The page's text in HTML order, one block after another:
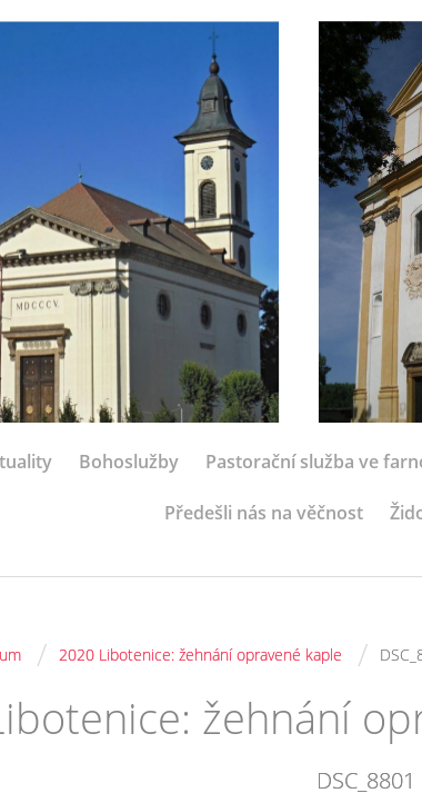
Bohoslužby Pastorační služba ve
Předešli nás na věčnost
/ 2020 Libotenice: žehnání opravené kaple /
žehnání
DSC_8801